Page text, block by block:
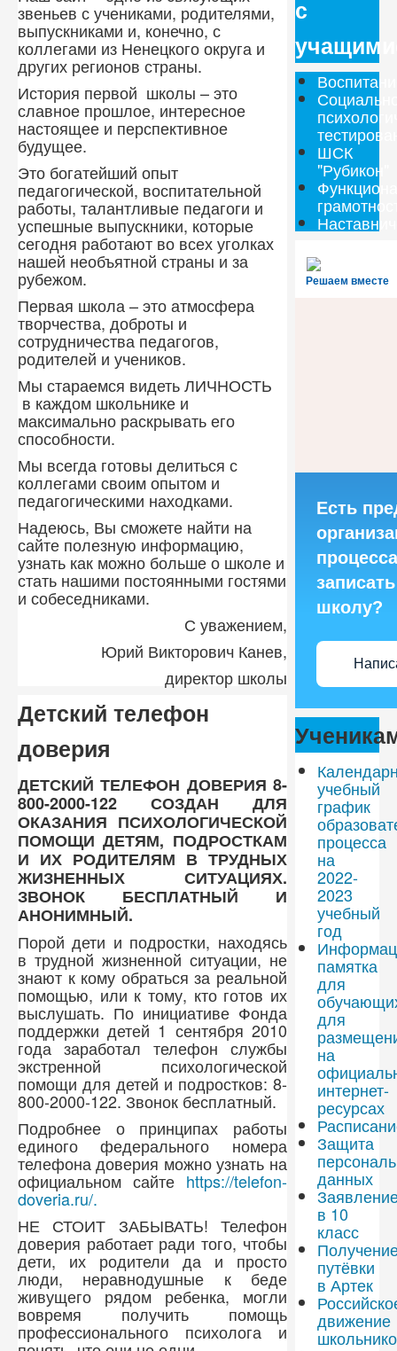
звеньев с учениками, родителями,
выпускниками и, конечно, с
коллегами из Ненецкого округа и
других регионов страны.
История первой школы – это
славное прошлое, интересное
настоящее и перспективное
будущее.
Это богатейший опыт
педагогической, воспитательной
работы, талантливые педагоги и
успешные выпускники, которые
сегодня работают во всех уголках
нашей необъятной страны и за
рубежом.
Первая школа – это атмосфера
творчества, доброты и
сотрудничества педагогов,
родителей и учеников.
Мы стараемся видеть ЛИЧНОСТЬ
в каждом школьнике и
максимально раскрывать его
способности.
Мы всегда готовы делиться с
коллегами своим опытом и
педагогическими находками.
Надеюсь, Вы сможете найти на
сайте полезную информацию,
узнать как можно больше о школе и
стать нашими постоянными гостями
и собеседниками.
С уважением,
Юрий Викторович Канев,
директор школы
Детский телефон
доверия
ДЕТСКИЙ ТЕЛЕФОН ДОВЕРИЯ 8-
800-2000-122 СОЗДАН ДЛЯ
ОКАЗАНИЯ ПСИХОЛОГИЧЕСКОЙ
ПОМОЩИ ДЕТЯМ, ПОДРОСТКАМ
И ИХ РОДИТЕЛЯМ В ТРУДНЫХ
ЖИЗНЕННЫХ СИТУАЦИЯХ.
ЗВОНОК БЕСПЛАТНЫЙ И
АНОНИМНЫЙ.
Порой дети и подростки, находясь
в трудной жизненной ситуации, не
знают к кому обраться за реальной
помощью, или к тому, кто готов их
выслушать. По инициативе Фонда
поддержки детей 1 сентября 2010
года заработал телефон службы
экстренной психологической
помощи для детей и подростков: 8-
800-2000-122. Звонок бесплатный.
Подробнее о принципах работы
единого федерального номера
телефона доверия можно узнать на
официальном сайте https://telefon-
doveria.ru/.
НЕ СТОИТ ЗАБЫВАТЬ! Телефон
доверия работает ради того, чтобы
дети, их родители да и просто
люди, неравнодушные к беде
живущего рядом ребенка, могли
вовремя получить помощь
профессионального психолога и
с
ШСК
"Рубикон"
Решаем вместе
Есть
школу?
учебный
график
процесса
на
2022-
2023
учебный
год
памятка
для
для
на
интернет-
ресурсах
Защита
данных
в 10
класс
путёвки
в Артек
движение